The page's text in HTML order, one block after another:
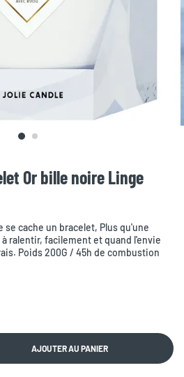
Or bille noire Linge
cache un bracelet, Plus qu'une
ralentir, facilement et quand l'envie
Poids 200G / 45h de combustion
AJOUTER AU PANIER